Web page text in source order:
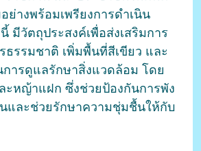
ย่างพร้อมเพรียงการดำเนิน
มีวัตถุประสงค์เพื่อส่งเสริมการ
รรมชาติ เพิ่มพื้นที่สีเขียว และ
ารดูแลรักษาสิ่งแวดล้อม โดย
ะหญ้าแฝก ซึ่งช่วยป้องกันการพัง
และช่วยรักษาความชุ่มชื้นให้กับ